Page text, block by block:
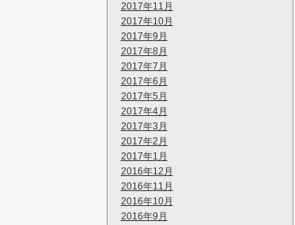
2017年11月
2017年10月
2017年9月
2017年8月
2017年7月
2017年6月
2017年5月
2017年4月
2017年3月
2017年2月
2017年1月
2016年12月
2016年11月
2016年10月
2016年9月